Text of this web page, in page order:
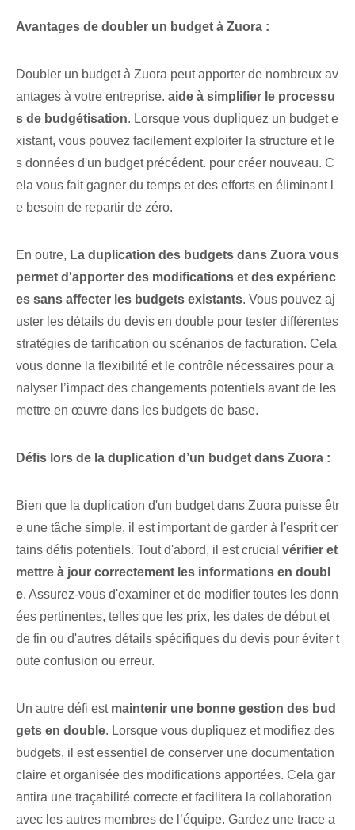
Avantages⁢ de doubler‌ un budget à Zuora :
Doubler un budget à Zuora peut apporter de nombreux av
antages à votre entreprise. aide à simplifier le processu
s de budgétisation. Lorsque vous dupliquez un budget e
xistant, vous pouvez facilement exploiter la structure et le
s données d'un budget précédent. pour créer nouveau. C
ela vous fait gagner du temps et des efforts en éliminant⁢ l
e besoin de repartir de zéro.
En outre, La duplication des budgets dans Zuora vous
permet d'apporter des modifications et des expérienc
es sans affecter les budgets existants. Vous pouvez aj
uster les détails du devis en double pour tester différentes
stratégies de tarification ou scénarios de facturation. Cela
vous donne la flexibilité et le contrôle nécessaires pour a
nalyser l’impact des changements potentiels avant de les
mettre en œuvre dans les budgets de base⁢.
Défis lors de la duplication d’un budget dans Zuora :
Bien que la duplication d'un budget dans Zuora puisse êtr
e une tâche simple, il est important de garder à l'esprit cer
tains défis potentiels. Tout d'abord, il est crucial vérifier et
mettre à jour correctement les informations en doubl
e. Assurez-vous d'examiner et de modifier toutes les donn
ées pertinentes, telles que les prix, les dates de début et
de fin ou d'autres détails spécifiques du devis pour éviter t
oute confusion ou erreur.
Un autre défi est maintenir une bonne gestion des bud
gets en double.‌ Lorsque vous dupliquez et modifiez des
budgets, il est essentiel de conserver une documentation
claire et organisée des modifications apportées. Cela gar
antira une traçabilité correcte et facilitera la collaboration
avec les autres membres de l’équipe. ⁢Gardez une trace a